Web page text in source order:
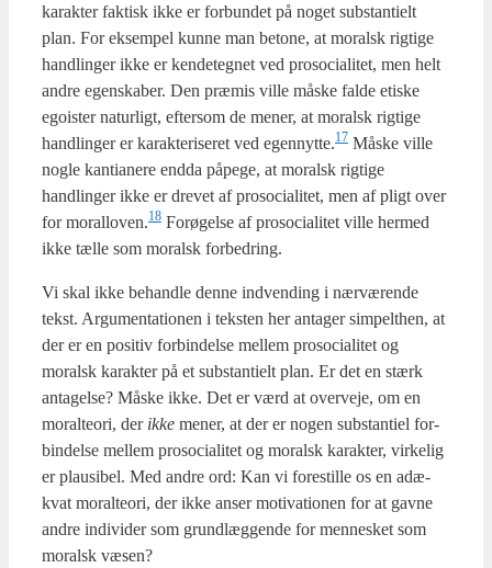
karak­ter fak­tisk ikke er for­bun­det på noget sub­stan­ti­elt
plan. For eksem­pel kun­ne man beto­ne, at moralsk rig­ti­ge
handling­er ikke er ken­de­teg­net ved pro­so­ci­a­li­tet, men helt
andre egen­ska­ber. Den præ­mis vil­le måske fal­de eti­ske
egoi­ster natur­ligt, efter­som de mener, at moralsk rig­ti­ge
handling­er er karak­te­ri­se­ret ved egennytte.17 Måske vil­le
nog­le kan­ti­a­ne­re end­da påpe­ge, at moralsk rig­ti­ge
handling­er ikke er dre­vet af pro­so­ci­a­li­tet, men af pligt over
for moralloven.18 For­ø­gel­se af pro­so­ci­a­li­tet vil­le her­med
ikke tæl­le som moralsk for­bed­ring.
Vi skal ikke behand­le den­ne ind­ven­ding i nær­væ­ren­de
tekst. Argu­men­ta­tio­nen i tek­sten her anta­ger sim­pelt­hen, at
der er en posi­tiv for­bin­del­se mel­lem pro­so­ci­a­li­tet og
moralsk karak­ter på et sub­stan­ti­elt plan. Er det en stærk
anta­gel­se? Måske ikke. Det er værd at over­ve­je, om en
moral­te­o­ri, der ikke mener, at der er nogen sub­stan­ti­el for­
bin­del­se mel­lem pro­so­ci­a­li­tet og moralsk karak­ter, vir­ke­lig
er plau­si­bel. Med andre ord: Kan vi fore­stil­le os en adæ­
kvat moral­te­o­ri, der ikke anser moti­va­tio­nen for at gav­ne
andre indi­vi­der som grund­læg­gen­de for men­ne­sket som
moralsk væsen?